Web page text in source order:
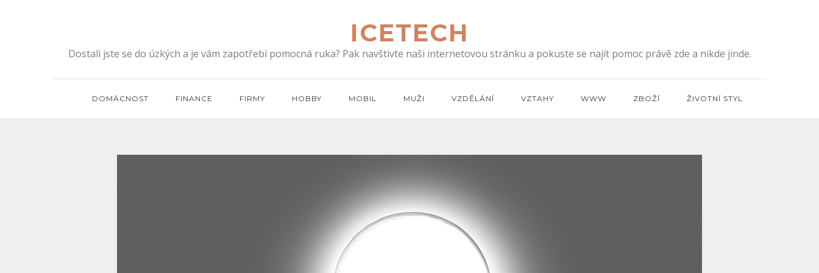
ICETECH
Dostali jste se do úzkých a je vám zapotřebí pomocná ruka? Pak navštivte naši internetovou stránku a pokuste se najít pomoc právě zde a nikde jinde.
DOMÁCNOST FINANCE FIRMY HOBBY MOBIL MUŽI VZDĚLÁNÍ VZTAHY WWW ZBOŽÍ ŽIVOTNÍ STYL